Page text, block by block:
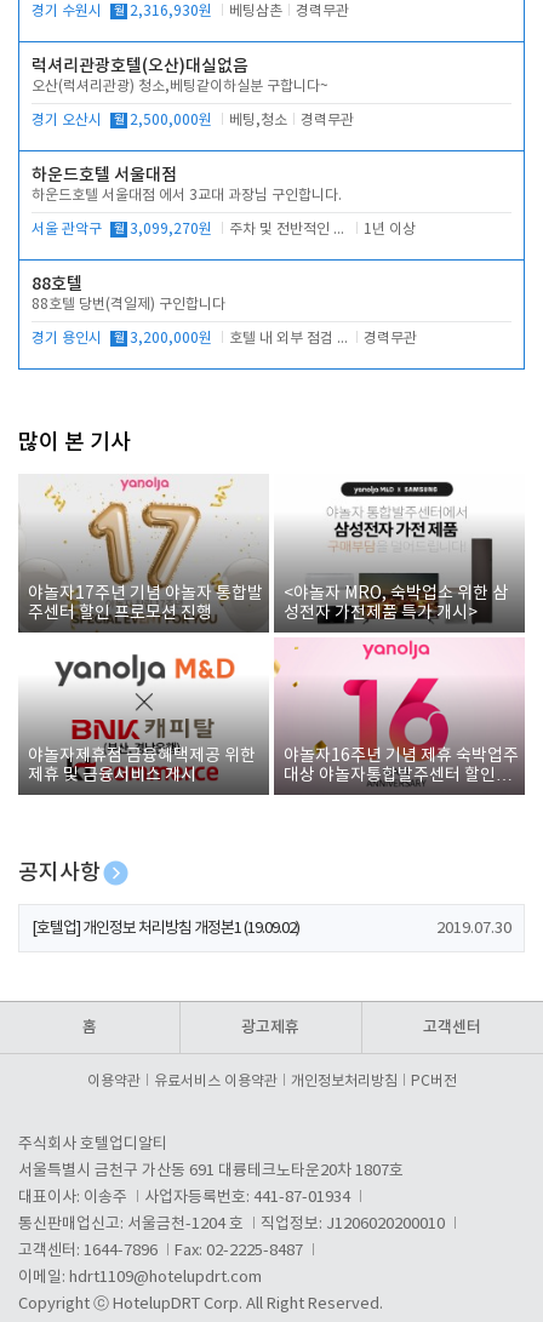
경기 수원시 월 2,316,930원 베팅삼촌 경력무관
럭셔리관광호텔(오산)대실없음
오산(럭셔리관광) 청소,베팅같이하실분 구합니다~
경기 오산시 월 2,500,000원 베팅,청소 경력무관
하운드호텔 서울대점
하운드호텔 서울대점 에서 3교대 과장님 구인합니다.
서울 관악구 월 3,099,270원 주차 및 전반적인 당번업무 1년 이상
88호텔
88호텔 당번(격일제) 구인합니다
경기 용인시 월 3,200,000원 호텔 내 외부 점검 및 프런트 운영 경력무관
많이 본 기사
야놀자17주년 기념 야놀자 통합발
주센터 할인 프로모션 진행
<야놀자 MRO, 숙박업소 위한 삼
성전자 가전제품 특가 개시>
야놀자제휴점 금융혜택제공 위한
제휴 및 금융서비스 게시
야놀자16주년 기념 제휴 숙박업주
대상 야놀자통합발주센터 할인쿠
폰 증정
공지사항
[호텔업] 개인정보 처리방침 개정본2 (19.09.02)
[호텔업] 개인정보 처리방침 개정본1 (19.09.02) 2019.07.30
홈 광고제휴 고객센터
이용약관 유료서비스 이용약관 개인정보처리방침 PC버전
주식회사 호텔업디알티
서울특별시 금천구 가산동 691 대륭테크노타운20차 1807호
대표이사: 이송주
사업자등록번호: 441-87-01934
통신판매업신고: 서울금천-1204 호
직업정보: J1206020200010
고객센터: 1644-7896
Fax: 02-2225-8487
이메일: hdrt1109@hotelupdrt.com
Copyright ⓒ HotelupDRT Corp. All Right Reserved.